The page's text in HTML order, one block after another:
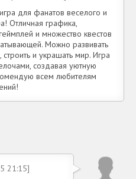
для фанатов веселого и
Отличная графика,
и множество квестов
Можно развивать
строить и украшать мир. Игра
создавая уютную
всем любителям
21:15]